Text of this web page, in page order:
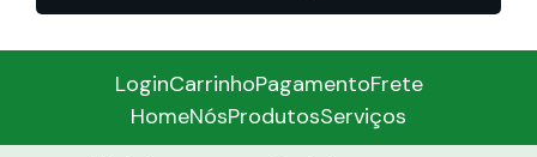
LoginCarrinhoPagamentoFrete
HomeNósProdutosServiços